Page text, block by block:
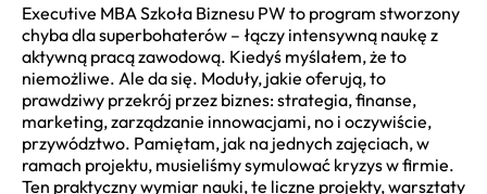
Executive MBA Szkoła Biznesu PW to program stworzony
chyba dla superbohaterów – łączy intensywną naukę z
aktywną pracą zawodową. Kiedyś myślałem, że to
niemożliwe. Ale da się. Moduły, jakie oferują, to
prawdziwy przekrój przez biznes: strategia, finanse,
marketing, zarządzanie innowacjami, no i oczywiście,
przywództwo. Pamiętam, jak na jednych zajęciach, w
ramach projektu, musieliśmy symulować kryzys w firmie.
Ten praktyczny wymiar nauki, te liczne projekty, warsztaty